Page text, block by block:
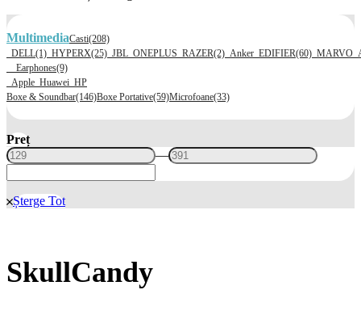
MultimediaCasti(208)
DELL(1) HYPERX(25) JBL ONEPLUS RAZER(2) Anker EDIFIER(60) MARVO
Earphones(9)
Apple Huawei HP
Boxe & Soundbar(146)Boxe Portative(59)Microfoane(33)
Preț
—
Șterge Tot
SkullCandy